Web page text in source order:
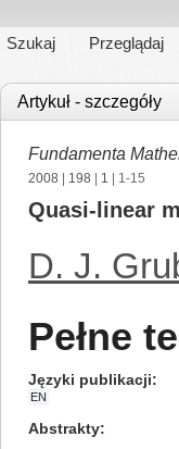
Szukaj Przeglądaj
Artykuł - szczegóły
Fundamenta
2008 198 1 | 1-15
Quasi-linear
D. J.
Pełne
Języki publikacji
EN
Abstrakty